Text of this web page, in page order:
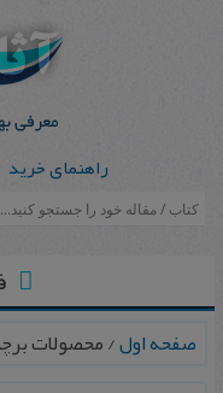
راهنمای خرید
صفحه اول/ محصولات